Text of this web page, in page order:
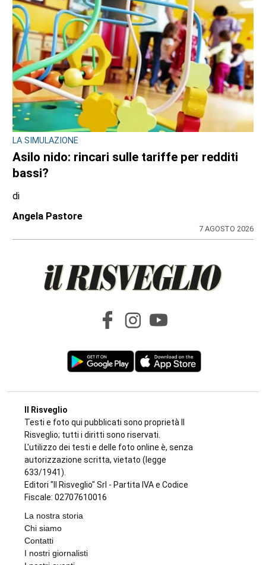
MAXI SEQUESTRO DI STUPEFACENTE
Nelle camere da letto un market della
droga: 33 chili di hashish sotto il letto e nel
frigo. Arrestato 24enne
di
Redazione
7 AGOSTO 2026
L'EPISODIO LO SCORSO FEBBRAIO
Violenta rissa al Bar Buffet della stazione
di Ivrea: il Questore di Torino emette 7
misure di prevenzione
Redazione